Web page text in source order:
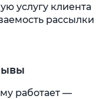
услугу клиента
рассылки
работает —